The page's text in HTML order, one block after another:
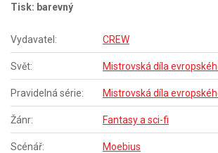
Tisk: barevný
Vydavatel: CREW
Svět: Mistrovská díla
Pravidelná série: Mistrovská díla
Žánr: Fantasy a sci-fi
Scénář: Moebius